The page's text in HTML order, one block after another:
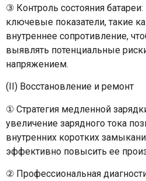
③ Контроль состояния
ключевые показатели, такие
внутреннее сопротивление,
выявлять потенциальные
напряжением.
(II) Восстановление и ремонт
① Стратегия медленной
увеличение зарядного тока
внутренних коротких
эффективно повысить ее
② Профессиональная